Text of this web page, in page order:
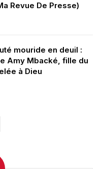
Revue De Presse)
mouride en deuil :
Amy Mbacké, fille du
à Dieu